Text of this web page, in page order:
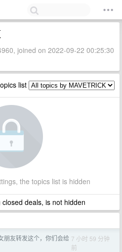
joined on 2022-09-22 00:25:30
list
the topics list is hidden
deals, is not hidden
朋友转发这个，你们会给 7 小时 59 分钟
前